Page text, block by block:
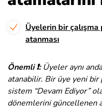
Üyelerin bir
atanması
Önemli ❗: Üyeler aynı
atanabilir. Bir üye yeni bir
sistem “Devam Ediyor”
dönemlerini güncellenen